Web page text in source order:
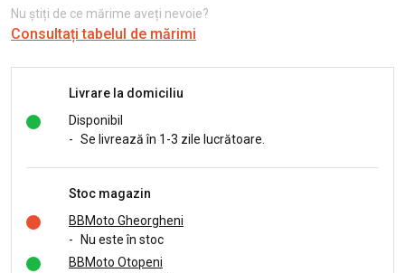
Nu știți de ce mărime aveți nevoie?
Consultați tabelul de mărimi
Livrare la domiciliu
Disponibil
- Se livrează în 1-3 zile lucrătoare.
Stoc magazin
BBMoto Gheorgheni
-
Nu este în stoc
BBMoto Otopeni